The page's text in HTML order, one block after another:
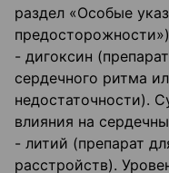
раздел «Особые
- дигоксин
сердечного ритма
недостаточности).
влияния на
- литий (препарат
расстройств).